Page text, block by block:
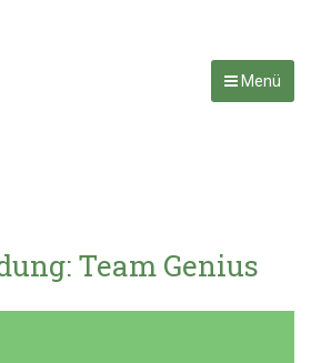
Menü
Team Genius